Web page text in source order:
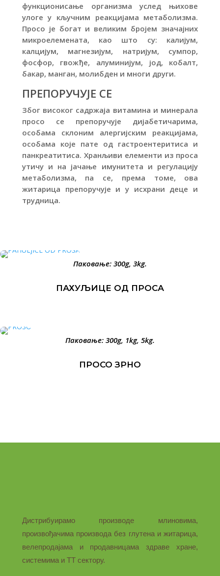
функционисање организма услед њихове
улоге у кључним реакцијама метаболизма.
Просо је богат и великим бројем значајних
микроелемената, као што су: калијум,
калцијум, магнезијум, натријум, сумпор,
фосфор, гвожђе, алуминијум, јод, кобалт,
бакар, манган, молибден и многи други.
ПРЕПОРУЧУЈЕ СЕ
Због високог садржаја витамина и минерала
просо се препоручује дијабетичарима,
особама склоним алергијским реакцијама,
особама које пате од гастроентеритиса и
панкреатитиса. Хранљиви елементи из проса
утичу и на јачање имунитета и регулацију
метаболизма, па се, према томе, ова
житарица препоручује и у исхрани деце и
трудница.
Паковање: 300g, 3kg.
ПАХУЉИЦЕ ОД ПРОСА
Паковање: 300g, 1kg, 5kg.
ПРОСО ЗРНО
Дистрибуирамо производе млиновима,
произвођачима производа без глутена и житарица,
велепродајама и продавницама здраве хране,
системима и ТТ сектору.